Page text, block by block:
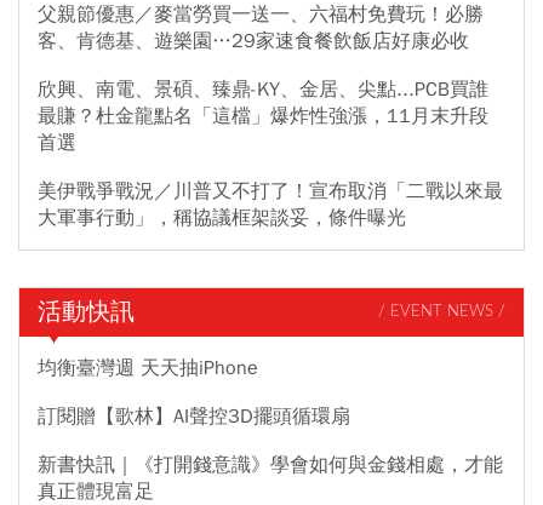
父親節優惠／麥當勞買一送一、六福村免費玩！必勝
客、肯德基、遊樂園…29家速食餐飲飯店好康必收
欣興、南電、景碩、臻鼎-KY、金居、尖點...PCB買誰
最賺？杜金龍點名「這檔」爆炸性強漲，11月末升段
首選
美伊戰爭戰況／川普又不打了！宣布取消「二戰以來最
大軍事行動」，稱協議框架談妥，條件曝光
活動快訊 / EVENT NEWS /
均衡臺灣週 天天抽iPhone
訂閱贈【歌林】AI聲控3D擺頭循環扇
新書快訊｜《打開錢意識》學會如何與金錢相處，才能
真正體現富足